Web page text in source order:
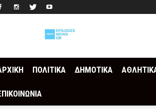
ΠΟΛΙΤΙΚΑ ΔΗΜΟΤΙΚΑ